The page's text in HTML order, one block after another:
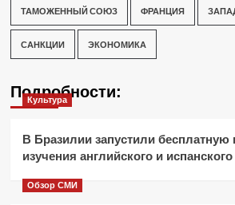
ТАМОЖЕННЫЙ СОЮЗ ФРАНЦИЯ
САНКЦИИ ЭКОНОМИКА
Подробности:
Культура
В Бразилии запустили
изучения английского и
Обзор СМИ